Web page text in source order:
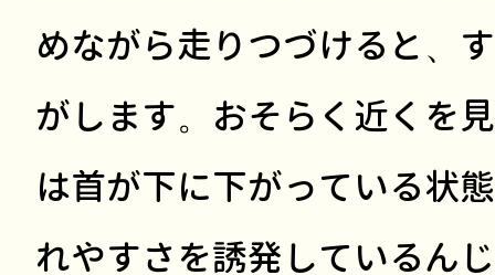
めながら走りつづけると、
がします。おそらく近くを
は首が下に下がっている状
れやすさを誘発しているん